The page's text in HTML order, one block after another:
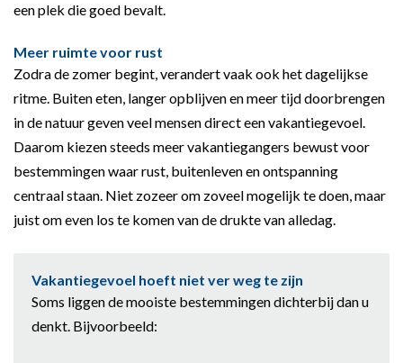
een plek die goed bevalt.
Meer ruimte voor rust
Zodra de zomer begint, verandert vaak ook het dagelijkse
ritme. Buiten eten, langer opblijven en meer tijd doorbrengen
in de natuur geven veel mensen direct een vakantiegevoel.
Daarom kiezen steeds meer vakantiegangers bewust voor
bestemmingen waar rust, buitenleven en ontspanning
centraal staan. Niet zozeer om zoveel mogelijk te doen, maar
juist om even los te komen van de drukte van alledag.
Vakantiegevoel hoeft niet ver weg te zijn
Soms liggen de mooiste bestemmingen dichterbij dan u
denkt. Bijvoorbeeld: